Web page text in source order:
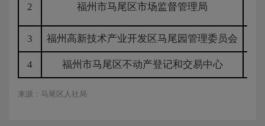
2 福州市马尾区市场监督管理局
3 福州高新技术产业开发区马尾园管理委员会
4 福州市马尾区不动产登记和交易中心
来源：马尾区人社局